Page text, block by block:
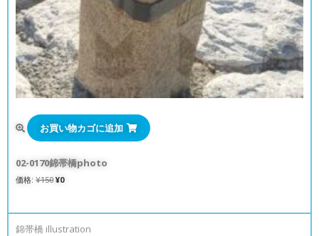
お買い物カゴに追加
02-0170錦帯橋photo
価格: ¥150 ¥0
錦帯橋 illustration